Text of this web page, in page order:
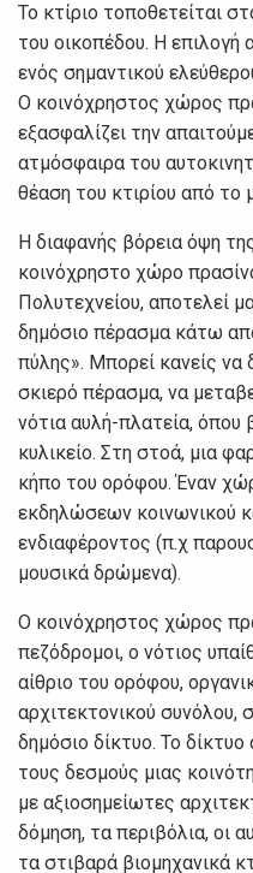
Το κτίριο τοποθετείται
του οικοπέδου. Η επιλογή
ενός σημαντικού
Ο κοινόχρηστος χώρος
εξασφαλίζει την
ατμόσφαιρα του
θέαση του κτιρίου από
Η διαφανής βόρεια όψη
κοινόχρηστο χώρο
Πολυτεχνείου, αποτελεί
δημόσιο πέρασμα κάτω
πύλης». Μπορεί κανείς να
σκιερό πέρασμα, να
νότια αυλή-πλατεία, όπου
κυλικείο. Στη στοά, μια
κήπο του ορόφου. Έναν
εκδηλώσεων κοινωνικού
ενδιαφέροντος (π.χ
μουσικά δρώμενα).
Ο κοινόχρηστος χώρος
πεζόδρομοι, ο νότιος
αίθριο του ορόφου,
αρχιτεκτονικού συνόλου,
δημόσιο δίκτυο. Το
τους δεσμούς μιας
με αξιοσημείωτες
δόμηση, τα περιβόλια, οι
τα στιβαρά βιομηχανικά